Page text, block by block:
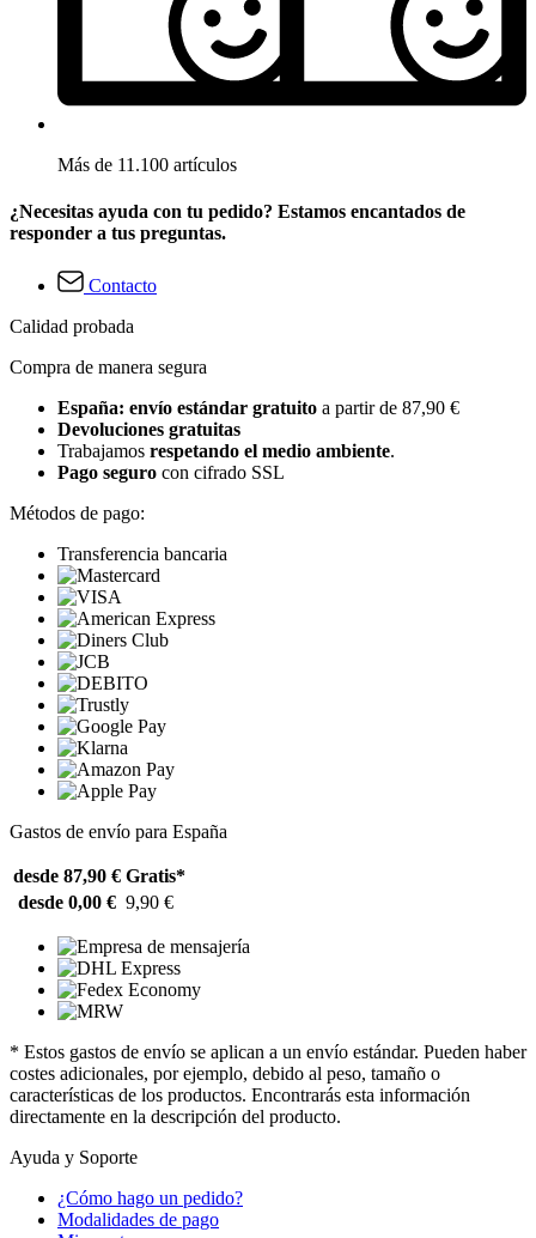
Más de 11.100 artículos
¿Necesitas ayuda con tu pedido? Estamos encantados de
responder a tus preguntas.
Contacto
Calidad probada
Compra de manera segura
España: envío estándar gratuito a partir de 87,90 €
Devoluciones gratuitas
Trabajamos respetando el medio ambiente.
Pago seguro con cifrado SSL
Métodos de pago:
Transferencia bancaria
Gastos de envío para España
desde 87,90 € Gratis*
desde 0,00 € 9,90 €
* Estos gastos de envío se aplican a un envío estándar. Pueden haber
costes adicionales, por ejemplo, debido al peso, tamaño o
características de los productos. Encontrarás esta información
directamente en la descripción del producto.
Ayuda y Soporte
¿Cómo hago un pedido?
Modalidades de pago